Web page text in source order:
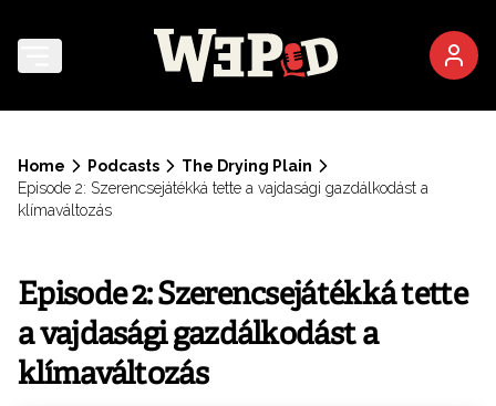
Home Podcasts
The Drying Plain
Episode 2: Szerencsejátékká tette a vajdasági gazdálkodást a
klímaváltozás
Episode 2: Szerencsejátékká tette
a vajdasági gazdálkodást a
klímaváltozás